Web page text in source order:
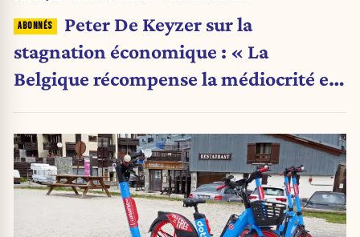
Peter De Keyzer sur la
stagnation économique : « La
Belgique récompense la médiocrité et